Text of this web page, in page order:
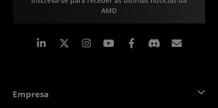
AMD
Linkedin Instagram Facebook
Empresa